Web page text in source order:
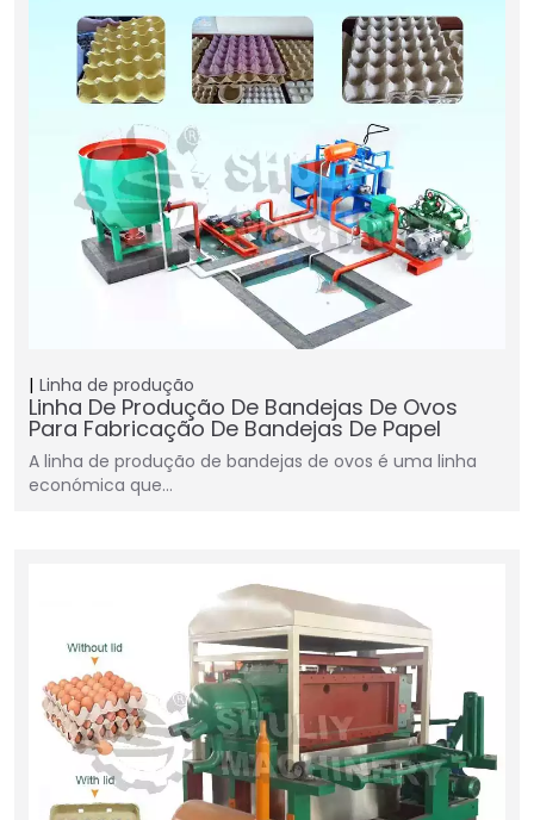
Linha de produção
Linha De Produção De Bandejas De Ovos
Para Fabricação De Bandejas De Papel
A linha de produção de bandejas de ovos é uma linha
económica que…